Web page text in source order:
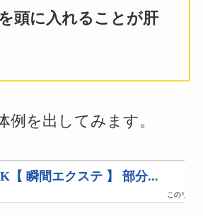
頭に入れることが肝
例を出してみます。